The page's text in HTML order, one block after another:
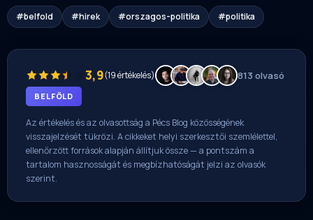
#belfold #hirek #orszagos-politika #politika
3,9(19 értékelés) 813 olvasó
BELFÖLD
Az értékelés és az olvasottság a Pécs Blog közösségének
visszajelzését tükrözi. A cikkeket helyi szerkesztői szemlélettel,
ellenőrzött források alapján állítjuk össze — a pontszám a
tartalom hasznosságát és megbízhatóságát jelzi az olvasók
szerint.